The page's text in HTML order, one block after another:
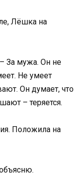
Лёшка на
– За мужа. Он не
Не умеет
Он думает, что
– теряется.
Положила на